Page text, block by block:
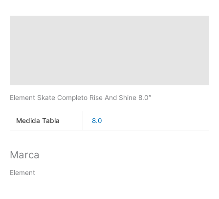
Element Skate Completo Rise And Shine 8.0″
Medida Tabla 8.0
Marca
Element